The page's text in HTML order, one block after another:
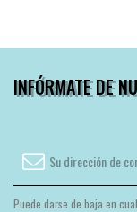
INFÓRMATE DE
Puede darse de baja en